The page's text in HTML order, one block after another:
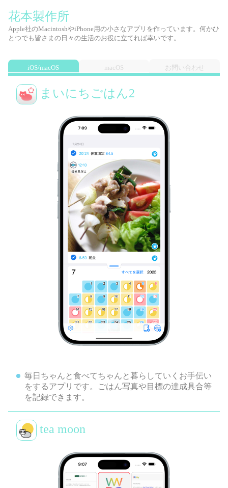
花本製作所
Apple社のMacintoshやiPhone用の小さなアプリを作っています。何かひ
とつでも皆さまの日々の生活のお役に立てれば幸いです。
iOS/macOS macOS お問い合わせ
まいにちごはん2
毎日ちゃんと食べてちゃんと暮らしていくお手伝い
をするアプリです。ごはん写真や目標の達成具合等
を記録できます。
tea moon